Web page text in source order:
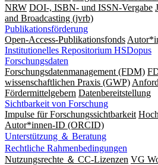
NRW DOI-, ISBN- und ISSN-Vergabe
and Broadcasting (jvrb)
Publikationsförderung
Open-Access-Publikationsfonds
Institutionelles Repositorium HSDopus
Forschungsdaten
Forschungsdatenmanagement (FDM)
wissenschaftlichen Praxis (GWP)
Fördermittelgebern Datenbereitstellung
Sichtbarkeit von Forschung
Impulse für Forschungssichtbarkeit
Autor*innen-ID (ORCID)
Unterstützung ＆ Beratung
Rechtliche Rahmenbedingungen
Nutzungsrechte ＆ CC-Lizenzen VG